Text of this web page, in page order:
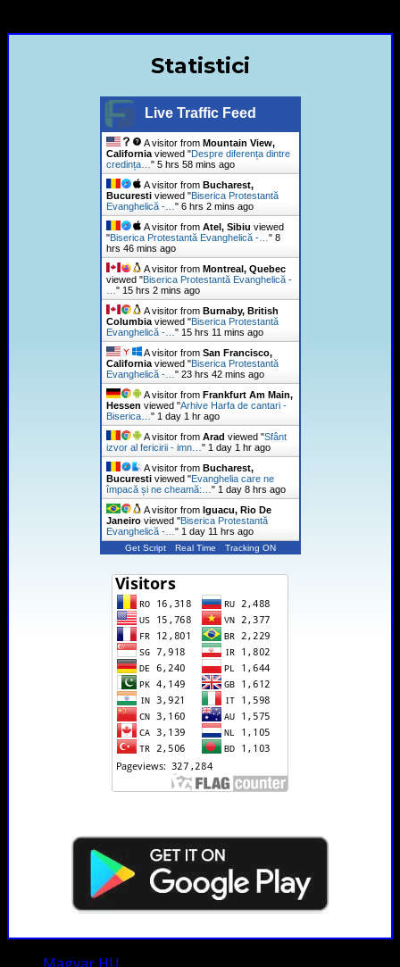
Statistici
Live Traffic Feed
A visitor from Mountain View,
Californiaviewed "Despre diferența dintre
credința… " 5 hrs 58 mins ago
A visitor from Bucharest,
Bucurestiviewed "Biserica Protestantă
Evanghelică -… " 6 hrs 2 mins ago
A visitor from Atel, Sibiu viewed
"Biserica Protestantă Evanghelică -… " 8
hrs 46 mins ago
A visitor from Montreal, Quebec
viewed "Biserica Protestantă Evanghelică -
" 15 hrs 2 mins ago
A visitor from Burnaby, British
Columbiaviewed "Biserica Protestantă
Evanghelică -… " 15 hrs 11 mins ago
A visitor from San Francisco,
Californiaviewed "Biserica Protestantă
Evanghelică -… " 23 hrs 42 mins ago
A visitor from Frankfurt Am Main,
Hessen viewed "Arhive Harfa de cantari -
Biserica… " 1 day 1 hr ago
A visitor from Arad viewed "Sfânt
izvor al fericirii - imn… " 1 day 1 hr ago
A visitor from Bucharest,
Bucurestiviewed "Evanghelia care ne
împacă și ne cheamă:… " 1 day 8 hrs ago
A visitor from Iguacu, Rio De
Janeiroviewed "Biserica Protestantă
Evanghelică -… " 1 day 11 hrs ago
Get Script Real Time Tracking ON